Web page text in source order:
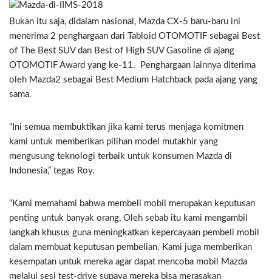
Bukan itu saja, didalam nasional, Mazda CX-5 baru-baru ini
menerima 2 penghargaan dari Tabloid OTOMOTIF sebagai Best
of The Best SUV dan Best of High SUV Gasoline di ajang
OTOMOTIF Award yang ke-11. Penghargaan lainnya diterima
oleh Mazda2 sebagai Best Medium Hatchback pada ajang yang
sama.
“Ini semua membuktikan jika kami terus menjaga komitmen
kami untuk memberikan pilihan model mutakhir yang
mengusung teknologi terbaik untuk konsumen Mazda di
Indonesia,” tegas Roy.
“Kami memahami bahwa membeli mobil merupakan keputusan
penting untuk banyak orang, Oleh sebab itu kami mengambil
langkah khusus guna meningkatkan kepercayaan pembeli mobil
dalam membuat keputusan pembelian. Kami juga memberikan
kesempatan untuk mereka agar dapat mencoba mobil Mazda
melalui sesi test-drive supaya mereka bisa merasakan